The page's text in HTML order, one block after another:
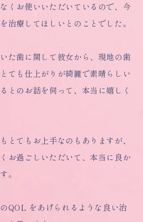
くお使いいただいているので、今
治療してほしいとのことでした。
た歯に関して彼女から、現地の歯
ても仕上がりが綺麗で素晴らしい
とのお話を伺って、本当に嬉しく
とてもお上手なのもありますが、
お過ごしいただいて、本当に良か
。
QOL をあげられるような良い治